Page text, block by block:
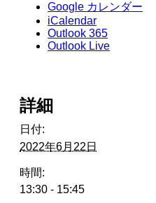
Google カレンダー
iCalendar
Outlook 365
Outlook Live
詳細
日付:
2022年6月22日
時間:
13:30 - 15:45